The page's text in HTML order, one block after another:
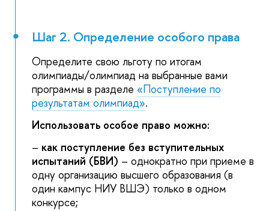
Шаг 2. Определение особого права
Определите свою льготу по итогам
олимпиады/олимпиад на выбранные вами
программы в разделе«Поступление по
результатам олимпиад».
Использовать особое право можно:
– как поступление без вступительных
испытаний (БВИ) – однократно при приеме в
одну организацию высшего образования (в
один кампус НИУ ВШЭ) только в одном
конкурсе;